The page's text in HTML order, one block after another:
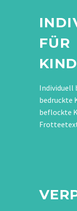
FÜR
Individuell
bedruckte
beflockte